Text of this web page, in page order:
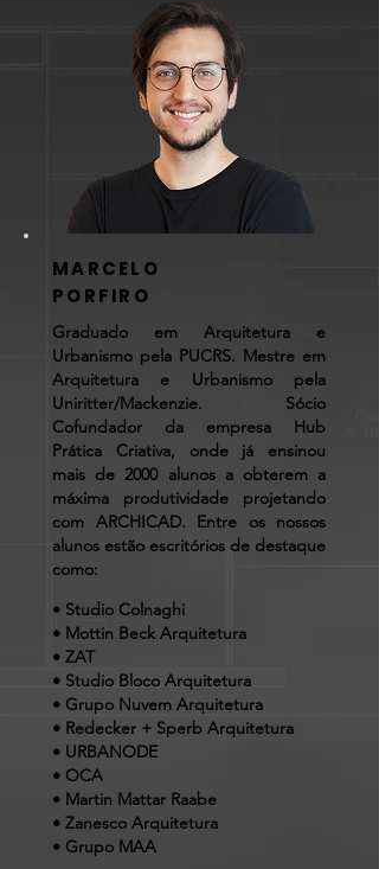
MARCELO
PORFIRO
Graduado em Arquitetura e
Urbanismo pela PUCRS. Mestre em
Arquitetura e Urbanismo pela
Uniritter/Mackenzie. Sócio
Cofundador da empresa Hub
Prática Criativa, onde já ensinou
mais de 2000 alunos a obterem a
máxima produtividade projetando
com ARCHICAD. Entre os nossos
alunos estão escritórios de destaque
como:
• Studio Colnaghi
• Mottin Beck Arquitetura
• ZAT
• Studio Bloco Arquitetura
• Grupo Nuvem Arquitetura
• Redecker + Sperb Arquitetura
• URBANODE
• OCA
• Martin Mattar Raabe
• Zanesco Arquitetura
• Grupo MAA